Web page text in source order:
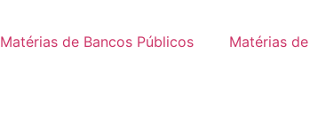
Matérias de Bancos Públicos Matérias